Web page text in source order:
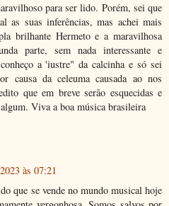
para ser lido. Porém, sei que
as suas inferências, mas achei mais
brilhante Hermeto e a maravilhosa
parte, sem nada interessante e
a 'iustre" da calcinha e só sei
causa da celeuma causada ao nos
que em breve serão esquecidas e
Viva a boa música brasileira
às 07:21
que se vende no mundo musical hoje